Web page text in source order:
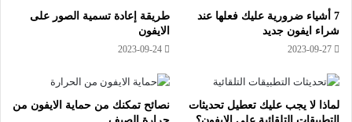
7 أشياء ضرورية عليك فعلها عند
شراء ايفون جديد
2023-09-27
طريقة إعادة تسمية الصور على
الايفون
2023-09-24
لماذا لا يجب عليك تعطيل تحديثات
نصائح تمكنك من حماية الايفون من